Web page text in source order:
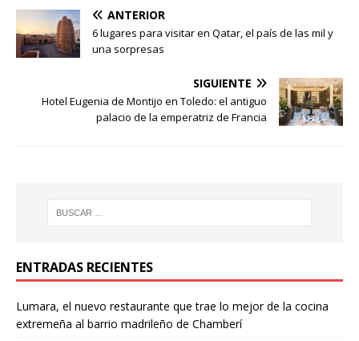
ANTERIOR
6 lugares para visitar en Qatar, el país de las mil y
una sorpresas
SIGUIENTE
Hotel Eugenia de Montijo en Toledo: el antiguo
palacio de la emperatriz de Francia
ENTRADAS RECIENTES
Lumara, el nuevo restaurante que trae lo mejor de la cocina
extremeña al barrio madrileño de Chamberí